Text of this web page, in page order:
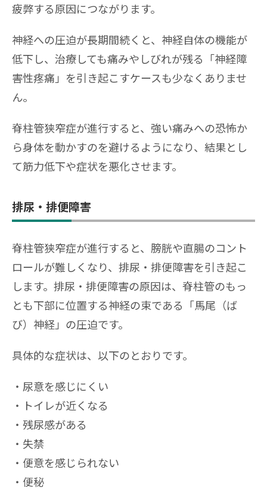
疲弊する原因につながります。
神経への圧迫が長期間続くと、神経自体の機能が
低下し、治療しても痛みやしびれが残る「神経障
害性疼痛」を引き起こすケースも少なくありませ
ん。
脊柱管狭窄症が進行すると、強い痛みへの恐怖か
ら身体を動かすのを避けるようになり、結果とし
て筋力低下や症状を悪化させます。
排尿・排便障害
脊柱管狭窄症が進行すると、膀胱や直腸のコント
ロールが難しくなり、排尿・排便障害を引き起こ
します。排尿・排便障害の原因は、脊柱管のもっ
とも下部に位置する神経の束である「馬尾（ば
び）神経」の圧迫です。
具体的な症状は、以下のとおりです。
尿意を感じにくい
トイレが近くなる
残尿感がある
失禁
便意を感じられない
便秘